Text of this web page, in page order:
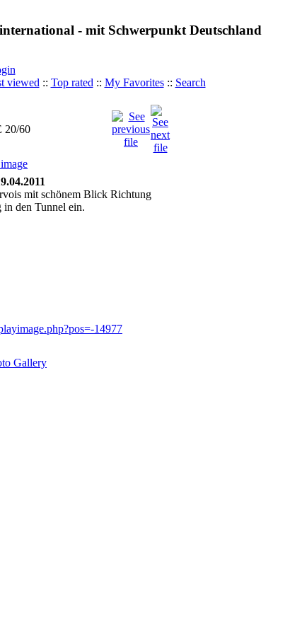
- mit Schwerpunkt Deutschland
viewed:: Top rated:: My Favorites:: Search
20/60
mit schönem Blick Richtung
den Tunnel ein.
14977
Gallery